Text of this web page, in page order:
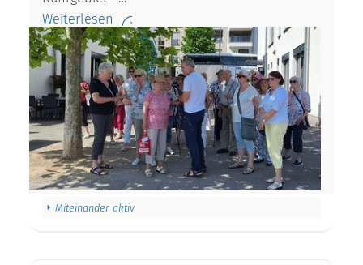
Weiterlesen
Miteinander aktiv